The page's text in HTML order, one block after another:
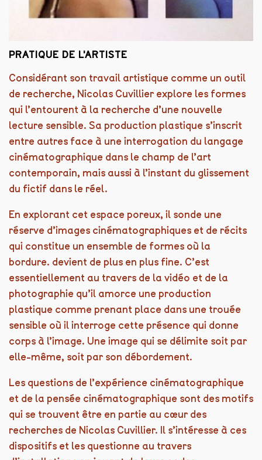
PRATIQUE DE L'ARTISTE
Considérant son travail artistique comme un outil
de recherche, Nicolas Cuvillier explore les formes
qui l’entourent à la recherche d’une nouvelle
lecture sensible. Sa production plastique s’inscrit
entre autres face à une interrogation du langage
cinématographique dans le champ de l’art
contemporain, mais aussi à l’instant du glissement
du fictif dans le réel.
En explorant cet espace poreux, il sonde une
réserve d’images cinématographiques et de récits
qui constitue un ensemble de formes où la
bordure. devient de plus en plus fine. C’est
essentiellement au travers de la vidéo et de la
photographie qu’il amorce une production
plastique comme prenant place dans une trouée
sensible où il interroge cette présence qui donne
corps à l’image. Une image qui se délimite soit par
elle-même, soit par son débordement.
Les questions de l’expérience cinématographique
et de la pensée cinématographique sont des motifs
qui se trouvent être en partie au cœur des
recherches de Nicolas Cuvillier. Il s’intéresse à ces
dispositifs et les questionne au travers